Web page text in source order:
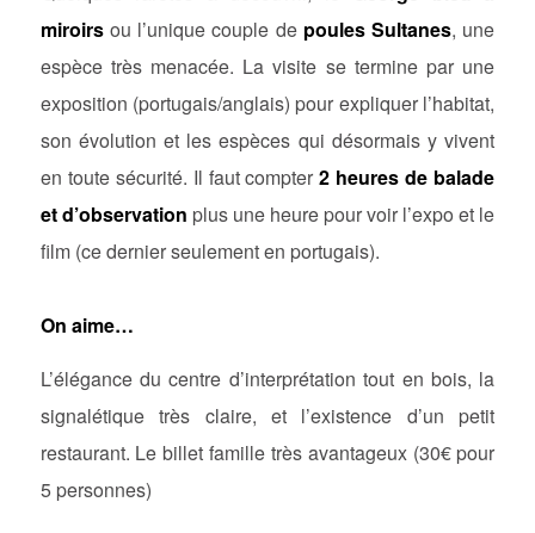
miroirsou l’unique couple de poules Sultanes, une
espèce très menacée. La visite se termine par une
exposition (portugais/anglais) pour expliquer l’habitat,
son évolution et les espèces qui désormais y vivent
en toute sécurité. Il faut compter2 heures de balade
et d’observation plus une heure pour voir l’expo et le
film (ce dernier seulement en portugais).
On aime…
L’élégance du centre d’interprétation tout en bois, la
signalétique très claire, et l’existence d’un petit
restaurant. Le billet famille très avantageux (30€ pour
5 personnes)